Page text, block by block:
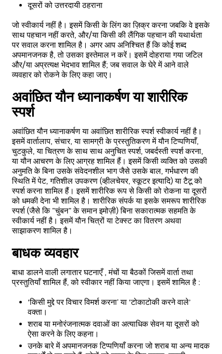
दूसरों को उत्तरदायी ठहराना
जो स्वीकार्य नहीं है। इसमें किसी के लिंग का ज़िक्र करना जबकि वे इसके
साथ पहचान नहीं करते, और/या किसी की लैंगिक पहचान की यथार्थता
पर सवाल करना शामिल है। अगर आप अनिश्चित हैं कि कोई शब्द
अपमानजनक है, तो उसका इस्तेमाल न करें। इसमें दोहराया गया जटिल
और/या अप्रत्यक्ष भेदभाव शामिल हैं; जब सवाल के घेरे में आने वाले
व्यवहार को रोकने के लिए कहा जाए।
अवांछित यौन ध्यानाकर्षण या शारीरिक
स्पर्श
अवांछित यौन ध्यानाकर्षण या अवांछित शारीरिक स्पर्श स्वीकार्य नहीं है।
इसमें वार्तालाप, संचार, या सामग्री के प्रस्तुतिकरण में यौन टिप्पणियाँ,
चुटकुले, या चित्रण के साथ साथ अनुचित स्पर्श, जबर्दस्ती स्पर्श करना,
या यौन आचरण के लिए आग्रह शामिल हैं। इसमें किसी व्यक्ति को उसकी
अनुमति के बिना उसके संवेदनशील भाग जैसे उसके बाल, गर्भधारण की
स्थिति में पेट, गतिशील उपकरण (व्हीलचेयर, स्कूटर इत्यादि) या टैटू को
स्पर्श करना शामिल हैं। इसमें शारीरिक रूप से किसी को रोकना या दूसरों
को धमकी देना भी शामिल है। शारीरिक संपर्क या इसके समरूप शारीरिक
स्पर्श (जैसे कि "चुंबन” के समान इमोज़ी) बिना सकारात्मक सहमति के
स्वीकार्य नहीं है। इसमें यौन चित्रों या टेक्स्ट का वितरण अथवा
साझाकरण शामिल है।
बाधक व्यवहार
बाधा डालने वाली लगातार घटनाएँ , मंचों या बैठकों जिसमें वार्ता तथा
प्रस्तुतियाँ शामिल हैं, को स्वीकार नहीं किया जाएगा। इसमें शामिल है :
‘किसी मुद्दे पर विचार विमर्श करना' या ‘टोकाटोकी करने वाले’
वक्ता।
शराब या मनोरंजनात्मक दवाओं का अत्याधिक सेवन या दूसरों को
ऐसा करने के लिए कहना।
उनके बारे में अपमानजनक टिप्पणियाँ करना जो शराब या अन्य मादक